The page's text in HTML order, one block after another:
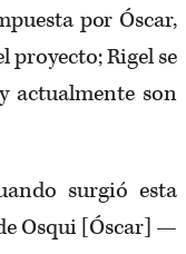
por Óscar,
proyecto; Rigel se
actualmente son
surgió esta
Osqui [Óscar] —